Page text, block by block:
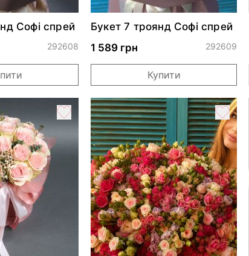
Софі спрей
292608
Букет 7 троянд Софі спрей
1 589 грн
292609
Купити